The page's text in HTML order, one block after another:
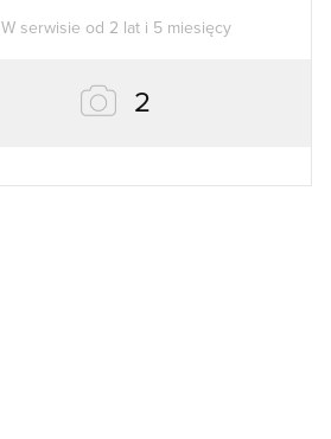
W serwisie od 2 lat i 5 miesięcy
2